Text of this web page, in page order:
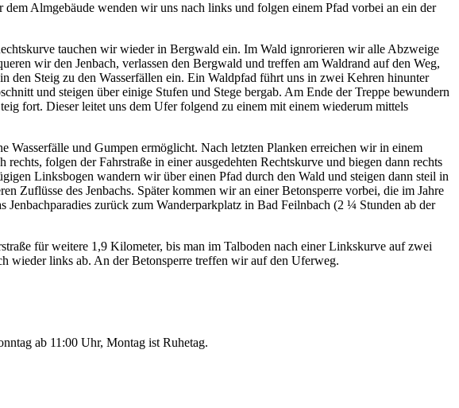
Almgebäude wenden wir uns nach links und folgen einem Pfad vorbei an ein der
tauchen wir wieder in Bergwald ein. Im Wald ignrorieren wir alle Abzweige
wir den Jenbach, verlassen den Bergwald und treffen am Waldrand auf den Weg,
den Steig zu den Wasserfällen ein. Ein Waldpfad führt uns in zwei Kehren hinunter
und steigen über einige Stufen und Stege bergab. Am Ende der Treppe bewundern
fort. Dieser leitet uns dem Ufer folgend zu einem mit einem wiederum mittels
und Gumpen ermöglicht. Nach letzten Planken erreichen wir in einem
folgen der Fahrstraße in einer ausgedehten Rechtskurve und biegen dann rechts
Linksbogen wandern wir über einen Pfad durch den Wald und steigen dann steil in
Zuflüsse des Jenbachs. Später kommen wir an einer Betonsperre vorbei, die im Jahre
zurück zum Wanderparkplatz in Bad Feilnbach (2 ¼ Stunden ab der
für weitere 1,9 Kilometer, bis man im Talboden nach einer Linkskurve auf zwei
wieder links ab. An der Betonsperre treffen wir auf den Uferweg.
ab 11:00 Uhr, Montag ist Ruhetag.